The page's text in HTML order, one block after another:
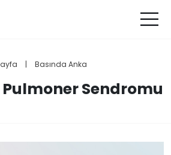
| Basında Anka
Sendromu